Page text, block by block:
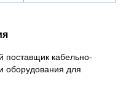
кабельно-
оборудования для